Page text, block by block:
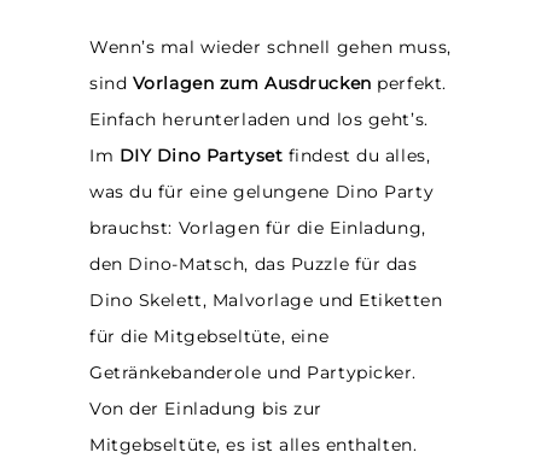
Wenn’s mal wieder schnell gehen muss,
sind Vorlagen zum Ausdrucken perfekt.
Einfach herunterladen und los geht’s.
Im DIY Dino Partyset findest du alles,
was du für eine gelungene Dino Party
brauchst: Vorlagen für die Einladung,
den Dino-Matsch, das Puzzle für das
Dino Skelett, Malvorlage und Etiketten
für die Mitgebseltüte, eine
Getränkebanderole und Partypicker.
Von der Einladung bis zur
Mitgebseltüte, es ist alles enthalten.